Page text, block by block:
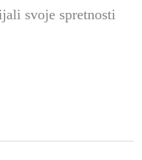
svoje spretnosti